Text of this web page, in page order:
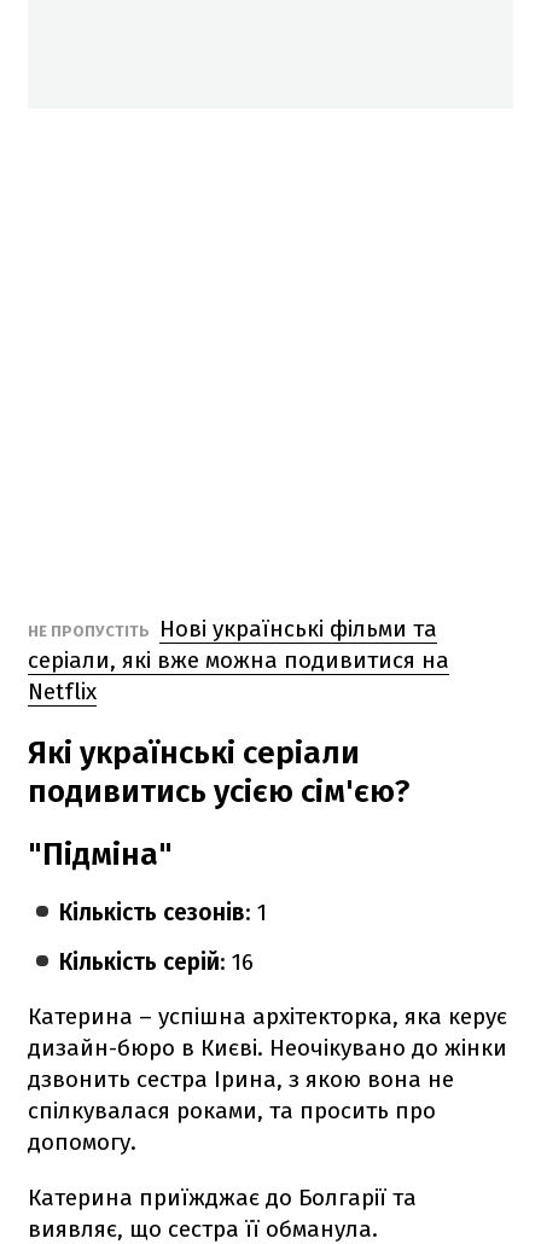
НЕ ПРОПУСТІТЬ
Нові українські фільми та
серіали, які вже можна подивитися на
Netflix
Які українські серіали
подивитись усією сім'єю?
"Підміна"
Кількість сезонів: 1
Кількість серій: 16
Катерина – успішна архітекторка, яка керує
дизайн-бюро в Києві. Неочікувано до жінки
дзвонить сестра Ірина, з якою вона не
спілкувалася роками, та просить про
допомогу.
Катерина приїжджає до Болгарії та
виявляє, що сестра її обманула.